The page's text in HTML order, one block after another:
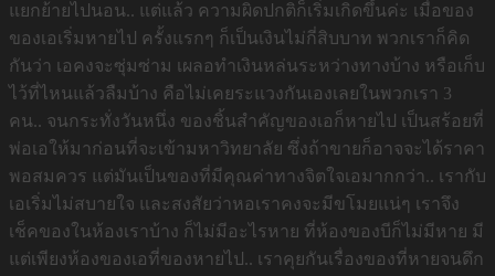
แยกย้ายไปนอน.. แต่แล้ว ความผิดปกติก็เริ่มเกิดขึ้นค่ะ เมื่อของ
ของเอเริ่มหายไป ครั้งแรกๆ ก็เป็นเงินไม่กี่สิบบาท พวกเราก็คิด
กันว่า เอคงจะซุ่มซ่าม เผลอทำเงินหล่นระหว่างทางบ้าง หรือเก็บ
ไว้ที่ไหนแล้วลืมบ้าง คือไม่เคยระแวงกันเองเลยในพวกเรา 3
คน.. จนกระทั่งวันหนึ่ง ของชิ้นสำคัญของเอก็หายไป เป็นสร้อยที่
พ่อเอให้มาก่อนที่จะเข้ามหาวิทยาลัย ซึ่งถ้าขายก็อาจจะได้ราคา
พอสมควร แต่มันเป็นของที่มีคุณค่าทางจิตใจเอมากกว่า.. เรากับ
เอเริ่มไม่สบายใจ และสงสัยว่าหอเราคงจะมีขโมยแน่ๆ เราจึง
เช็คของในห้องเราบ้าง ก็ไม่มีอะไรหาย ที่ห้องของบีก็ไม่มีหาย มี
แต่เพียงห้องของเอที่ของหายไป.. เราคุยกันเรื่องของที่หายจนดึก